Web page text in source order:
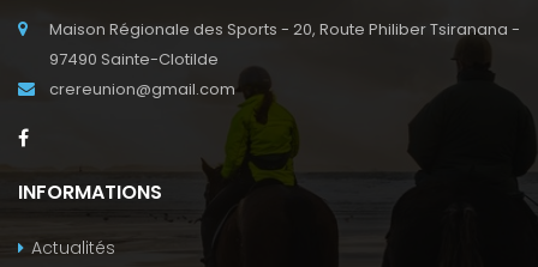
Maison Régionale des Sports - 20, Route Philiber Tsiranana -
97490 Sainte-Clotilde
crereunion@gmail.com
INFORMATIONS
Actualités